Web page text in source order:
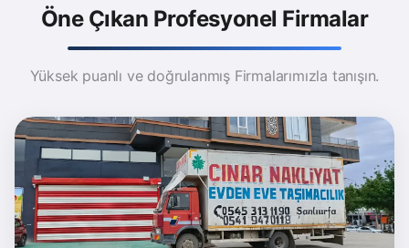
Öne Çıkan Profesyonel Firmalar
Yüksek puanlı ve doğrulanmış Firmalarımızla tanışın.